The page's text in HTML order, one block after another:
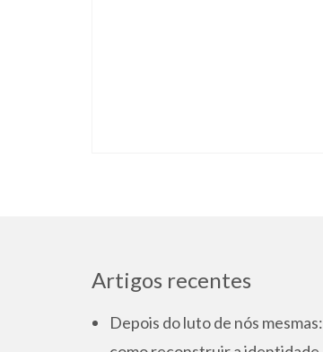
Artigos recentes
Depois do luto de nós mesmas: